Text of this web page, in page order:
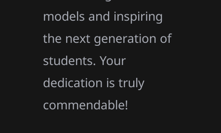
models and inspiring
the next generation of
students. Your
dedication is truly
commendable!